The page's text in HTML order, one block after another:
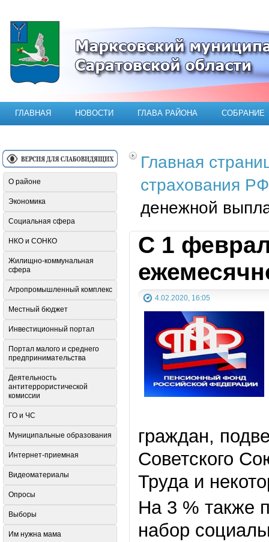
Официальный сайт Марксовского
ГЛАВНАЯ НОВОСТИ ГЛАВА РАЙОНА СОБРАНИЕ
Главная
страхования РФ
денежной
С 1
4.02.2020, 16:05
граждан,
Советского
Труда и
На 3 % также
набор
О районе
Экономика
Социальная сфера
НКО и СОНКО
Жилищно-коммунальная
сфера
Агропромышленный комплекс
Местный бюджет
Инвестиционный портал
Портал малого и среднего
предпринимательства
Деятельность
антитеррористической
комиссии
ГО и ЧС
Муниципальные образования
Интернет-приемная
Видеоматериалы
Опросы
Выборы
Им нужна мама